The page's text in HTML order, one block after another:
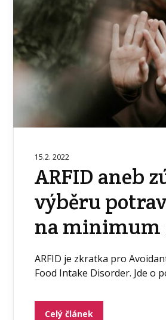
15.2. 2022
ARFID aneb
výběru
na minimum
ARFID je zkratka pro
Food Intake Disorder. Jde o
Celý článek